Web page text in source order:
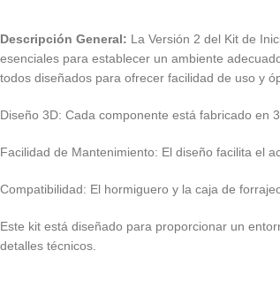
Descripción General: La Versión 2 del Kit de
esenciales para establecer un ambiente
todos diseñados para ofrecer facilidad de uso y
Diseño 3D: Cada componente está fabricado en
Facilidad de Mantenimiento: El diseño facilita el
Compatibilidad: El hormiguero y la caja de
Este kit está diseñado para proporcionar un
detalles técnicos.